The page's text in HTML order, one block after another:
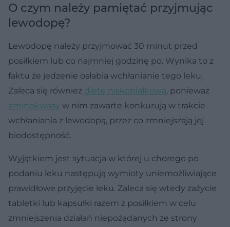
O czym należy pamiętać przyjmując
lewodopę?
Lewodopę należy przyjmować 30 minut przed
posiłkiem lub co najmniej godzinę po. Wynika to z
faktu że jedzenie osłabia wchłanianie tego leku.
Zaleca się również dietę niskobiałkową, ponieważ
aminokwasy w nim zawarte konkurują w trakcie
wchłaniania z lewodopą, przez co zmniejszają jej
biodostępność.
Wyjątkiem jest sytuacja w której u chorego po
podaniu leku następują wymioty uniemożliwiające
prawidłowe przyjęcie leku. Zaleca się wtedy zażycie
tabletki lub kapsułki razem z posiłkiem w celu
zmniejszenia działań niepożądanych ze strony